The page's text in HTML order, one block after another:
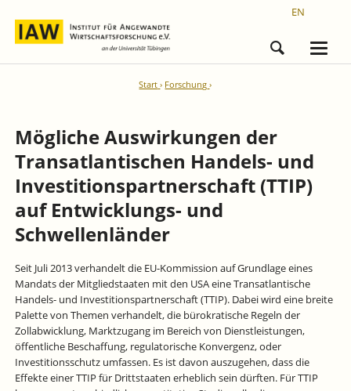
EN
Start Forschung
Mögliche Auswirkungen der
Transatlantischen Handels- und
Investitionspartnerschaft (TTIP)
auf Entwicklungs- und
Schwellenländer
Seit Juli 2013 verhandelt die EU-Kommission auf Grundlage eines
Mandats der Mitgliedstaaten mit den USA eine Transatlantische
Handels- und Investitionspartnerschaft (TTIP). Dabei wird eine breite
Palette von Themen verhandelt, die bürokratische Regeln der
Zollabwicklung, Marktzugang im Bereich von Dienstleistungen,
öffentliche Beschaffung, regulatorische Konvergenz, oder
Investitionsschutz umfassen. Es ist davon auszugehen, dass die
Effekte einer TTIP für Drittstaaten erheblich sein dürften. Für TTIP